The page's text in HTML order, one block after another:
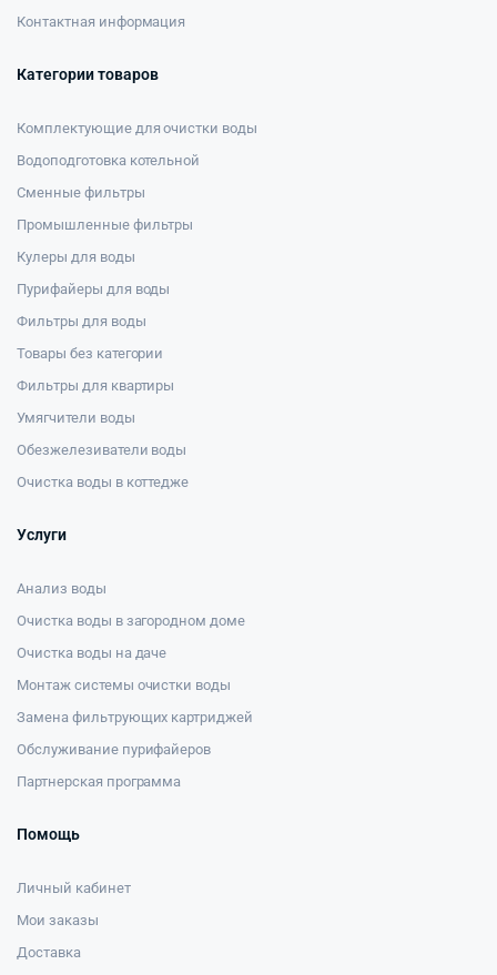
Контактная информация
Категории товаров
Комплектующие для очистки воды
Водоподготовка котельной
Сменные фильтры
Промышленные фильтры
Кулеры для воды
Пурифайеры для воды
Фильтры для воды
Товары без категории
Фильтры для квартиры
Умягчители воды
Обезжелезиватели воды
Очистка воды в коттедже
Услуги
Анализ воды
Очистка воды в загородном доме
Очистка воды на даче
Монтаж системы очистки воды
Замена фильтрующих картриджей
Обслуживание пурифайеров
Партнерская программа
Помощь
Личный кабинет
Мои заказы
Доставка